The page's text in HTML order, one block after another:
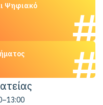
Ψηφιακό